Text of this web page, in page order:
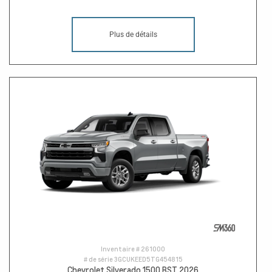
Plus de détails
Inventaire # 261000
# de série3GCUKEED5TG454815
Chevrolet Silverado 1500 RST 2026